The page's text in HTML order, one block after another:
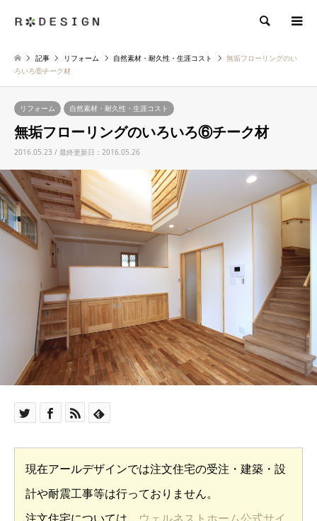
検索
記事 リフォーム 自然素材・耐久性・生涯コスト
無垢フローリングのい
ろいろ⑥チーク材
リフォーム 自然素材・耐久性・生涯コスト
無垢フローリングのいろいろ⑥チーク材
2016.05.23 / 最終更新日：2016.05.26
現在アールデザインでは注文住宅の受注・建築・設
計や耐震工事等は行っておりません。